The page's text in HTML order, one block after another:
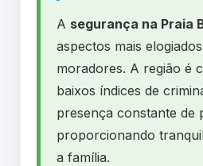
A segurança na Praia
aspectos mais
moradores. A região é
baixos índices de
presença constante de
proporcionando
a família.